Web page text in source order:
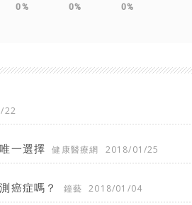
0%
0%
0%
22
一選擇 健康醫療網 2018/01/25
癌症嗎？ 鐘藝 2018/01/04